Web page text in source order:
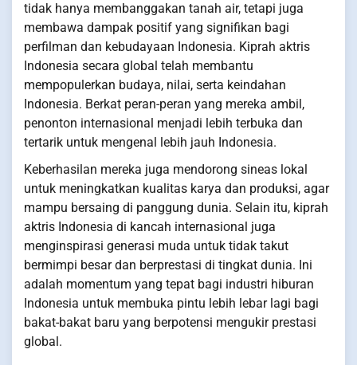
tidak hanya membanggakan tanah air, tetapi juga
membawa dampak positif yang signifikan bagi
perfilman dan kebudayaan Indonesia. Kiprah aktris
Indonesia secara global telah membantu
mempopulerkan budaya, nilai, serta keindahan
Indonesia. Berkat peran-peran yang mereka ambil,
penonton internasional menjadi lebih terbuka dan
tertarik untuk mengenal lebih jauh Indonesia.
Keberhasilan mereka juga mendorong sineas lokal
untuk meningkatkan kualitas karya dan produksi, agar
mampu bersaing di panggung dunia. Selain itu, kiprah
aktris Indonesia di kancah internasional juga
menginspirasi generasi muda untuk tidak takut
bermimpi besar dan berprestasi di tingkat dunia. Ini
adalah momentum yang tepat bagi industri hiburan
Indonesia untuk membuka pintu lebih lebar lagi bagi
bakat-bakat baru yang berpotensi mengukir prestasi
global.